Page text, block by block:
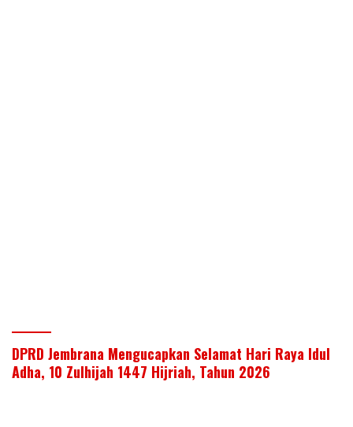
DPRD Jembrana Mengucapkan Selamat Hari Raya Idul
Adha, 10 Zulhijah 1447 Hijriah, Tahun 2026